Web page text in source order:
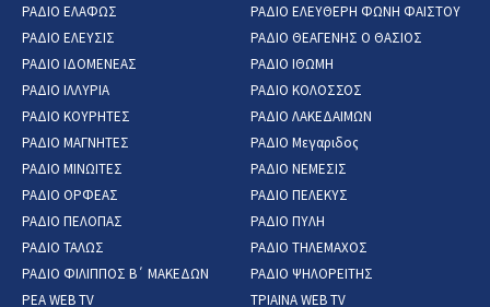
ΡΑΔΙΟ ΕΛΑΦΩΣ
ΡΑΔΙΟ ΕΛΕΥΘΕΡΗ ΦΩΝΗ ΦΑΙΣΤΟΥ
ΡΑΔΙΟ ΕΛΕΥΣΙΣ
ΡΑΔΙΟ ΘΕΑΓΕΝΗΣ Ο ΘΑΣΙΟΣ
ΡΑΔΙΟ ΙΔΟΜΕΝΕΑΣ
ΡΑΔΙΟ ΙΘΩΜΗ
ΡΑΔΙΟ ΙΛΛΥΡΙΑ
ΡΑΔΙΟ ΚΟΛΟΣΣΟΣ
ΡΑΔΙΟ ΚΟΥΡΗΤΕΣ
ΡΑΔΙΟ ΛΑΚΕΔΑΙΜΩΝ
ΡΑΔΙΟ ΜΑΓΝΗΤΕΣ
ΡΑΔΙΟ Μεγαριδος
ΡΑΔΙΟ ΜΙΝΩΙΤΕΣ
ΡΑΔΙΟ ΝΕΜΕΣΙΣ
ΡΑΔΙΟ ΟΡΦΕΑΣ
ΡΑΔΙΟ ΠΕΛΕΚΥΣ
ΡΑΔΙΟ ΠΕΛΟΠΑΣ
ΡΑΔΙΟ ΠΥΛΗ
ΡΑΔΙΟ ΤΑΛΩΣ
ΡΑΔΙΟ ΤΗΛΕΜΑΧΟΣ
ΡΑΔΙΟ ΦΙΛΙΠΠΟΣ Β΄ ΜΑΚΕΔΩΝ
ΡΑΔΙΟ ΨΗΛΟΡΕΙΤΗΣ
ΡΕΑ WEB TV
ΤΡΙΑΙΝΑ WEB TV